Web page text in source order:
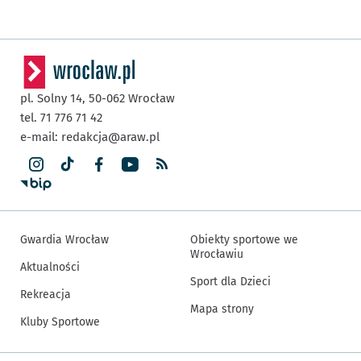
pl. Solny 14, 50-062 Wrocław
tel. 71 776 71 42
e-mail: redakcja@araw.pl
Gwardia Wrocław
Aktualności
Rekreacja
Kluby Sportowe
Obiekty sportowe we
Wrocławiu
Sport dla Dzieci
Mapa strony